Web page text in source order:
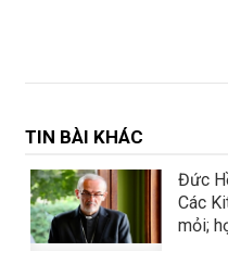
TIN BÀI KHÁC
Đức
Các
mỏi;